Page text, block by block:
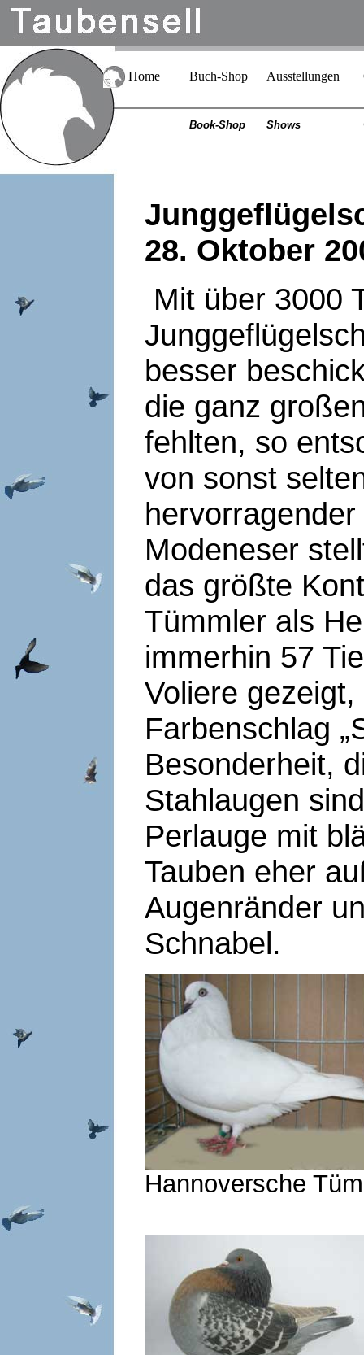
Home Buch-Shop Ausstellungen
Book-Shop Shows
28. Oktober
Mit über 3000
besser
die ganz
fehlten, so
von sonst
Modeneser
das größte
Tümmler als
immerhin 57
Voliere
Farbenschlag
Besonderheit,
Stahlaugen
Perlauge mit
Tauben eher
Augenränder
Schnabel.
Hannoversche